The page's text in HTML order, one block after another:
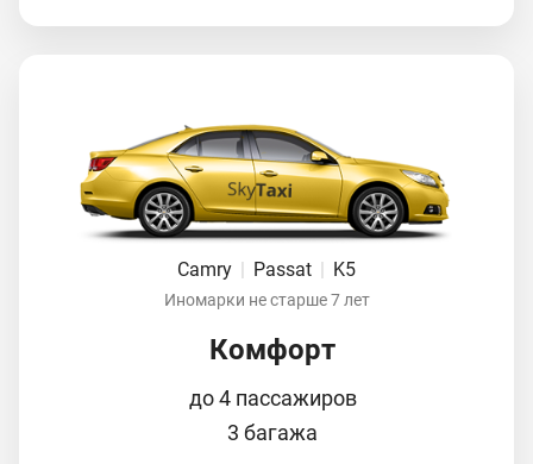
Camry Passat K5
Иномарки не старше 7 лет
Комфорт
до 4 пассажиров
3 багажа